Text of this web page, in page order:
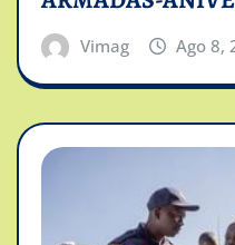
Vimag Ago 8,